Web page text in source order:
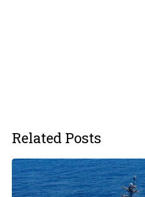
Related Posts